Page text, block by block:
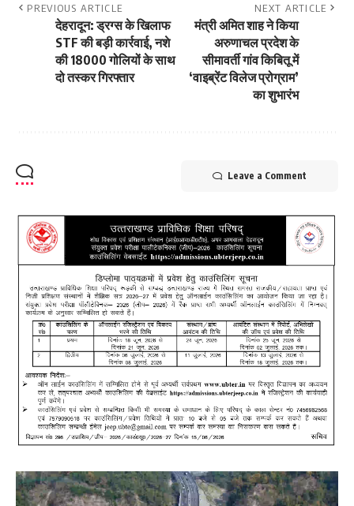
PREVIOUS ARTICLE
देहरादून: ड्रग्स के खिलाफ
STF की बड़ी कार्रवाई, नशे
की 18000 गोलियों के साथ
दो तस्कर गिरफ्तार
NEXT ARTICLE
मंत्री अमित शाह ने किया
अरुणाचल प्रदेश के
सीमावर्ती गांव किबितू में
‘वाइब्रेंट विलेज प्रोग्राम’
का शुभारंभ
Leave a Comment